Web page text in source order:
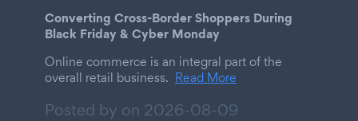
Converting Cross-Border Shoppers During
Black Friday & Cyber Monday
Online commerce is an integral part of the
overall retail business. Read More
Posted by on 2026-08-09